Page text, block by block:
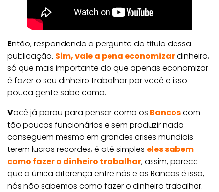
Então, respondendo a pergunta do titulo dessa
publicação. Sim, vale a pena economizardinheiro,
só que mais importante do que apenas economizar
é fazer o seu dinheiro trabalhar por você e isso
pouca gente sabe como.
Você já parou para pensar como os Bancoscom
tão poucos funcionários e sem produzir nada
conseguem mesmo em grandes crises mundiais
terem lucros recordes, é até simples eles sabem
como fazer o dinheiro trabalhar, assim, parece
que a única diferença entre nós e os Bancos é isso,
nós não sabemos como fazer o dinheiro trabalhar.